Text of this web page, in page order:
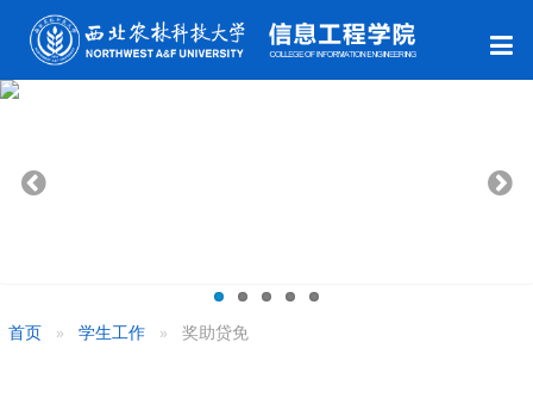
首页 学生工作 奖助贷免